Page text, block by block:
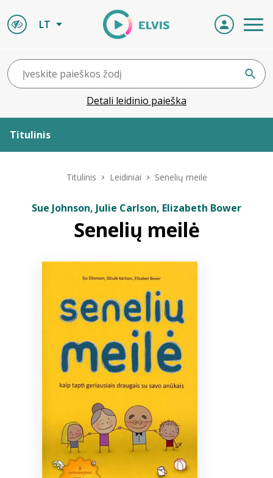
LT
Detali leidinio paieška
Titulinis
Leidiniai
ELVIS atvyksta
Bibliotekoms
Titulinis Leidiniai Senelių meilė
Sue Johnson, Julie Carlson, Elizabeth Bower
Senelių meilė